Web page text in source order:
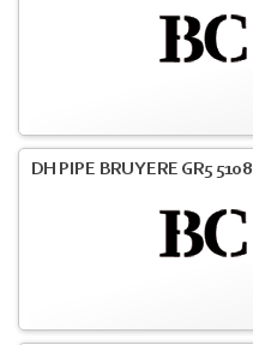
DH PIPE BRUYERE GR5 5108